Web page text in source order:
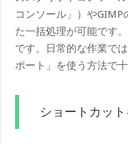
コンソール」）や
た一括処理が可能です
です。日常的な作業で
ポート」を使う方法で十
ショートカッ